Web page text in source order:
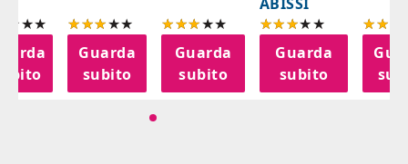
Guarda
subito
Guarda
subito
Guarda
subito